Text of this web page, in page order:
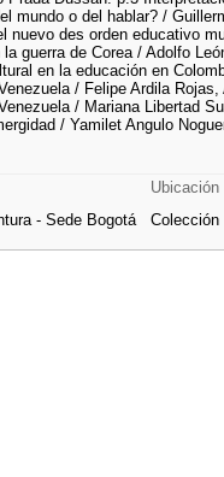
mundo o del hablar? /
nuevo des orden educativo
guerra de Corea / Adolfo
en la educación en
/ Felipe Ardila
/ Mariana Libertad
/ Yamilet Angulo
Ubicación
- Sede Bogotá Colección